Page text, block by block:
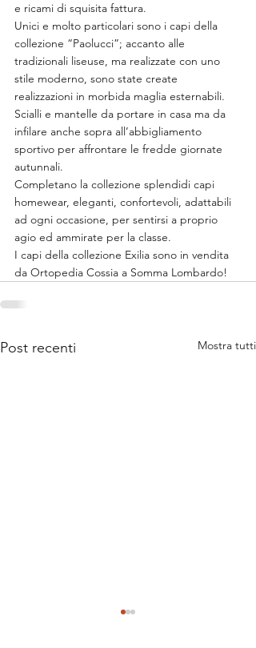
e ricami di squisita fattura.
Unici e molto particolari sono i capi della
collezione “Paolucci”; accanto alle
tradizionali liseuse, ma realizzate con uno
stile moderno, sono state create
realizzazioni in morbida maglia esternabili.
Scialli e mantelle da portare in casa ma da
infilare anche sopra all’abbigliamento
sportivo per affrontare le fredde giornate
autunnali.
Completano la collezione splendidi capi
homewear, eleganti, confortevoli, adattabili
ad ogni occasione, per sentirsi a proprio
agio ed ammirate per la classe.
I capi della collezione Exilia sono in vendita
da Ortopedia Cossia a Somma Lombardo!
Post recenti Mostra tutti